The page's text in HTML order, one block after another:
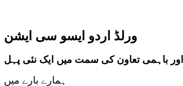
ورلڈ اردو ایسو سی ایشن
اور باہمی تعاون کی سمت میں ایک نئی پہل
ہمارے بارے میں